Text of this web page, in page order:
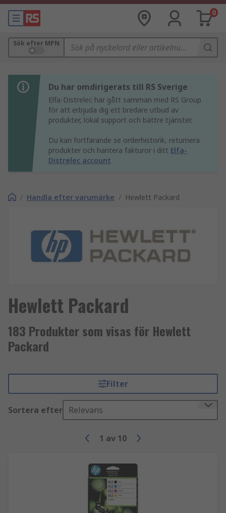
0
Sök efter MPN
Du har omdirigerats till RS Sverige
Elfa-Distrelec har gått samman med RS Group
för att erbjuda dig ett bredare utbud av
produkter, lokal support och bättre tjänster.
Du kan fortfarande se orderhistorik, returnera
produkter och hantera fakturor i ditt Elfa-
Distrelec account
/ Handla efter varumärke / Hewlett Packard
Hewlett Packard
183 Produkter som visas för Hewlett
Packard
Filter
Sortera efter Relevans
1 av 10